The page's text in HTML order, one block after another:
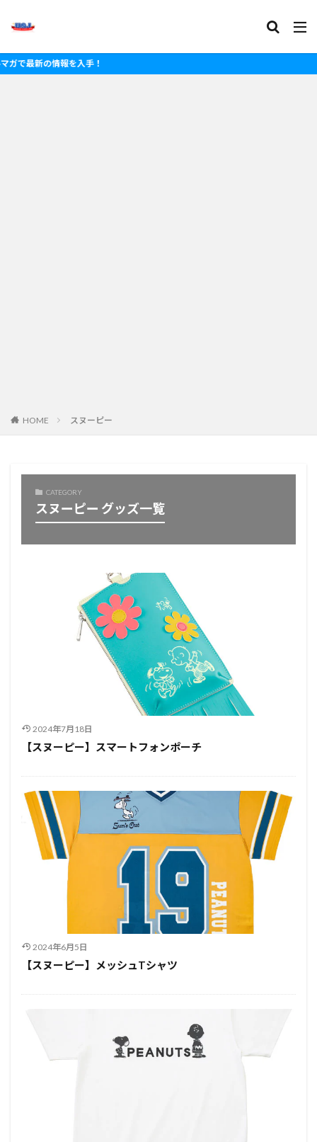
を入手！
HOME スヌーピー
CATEGORY
スヌーピー グッズ一覧
2024年7月18日
【スヌーピー】スマートフォンポーチ
2024年6月5日
【スヌーピー】メッシュTシャツ